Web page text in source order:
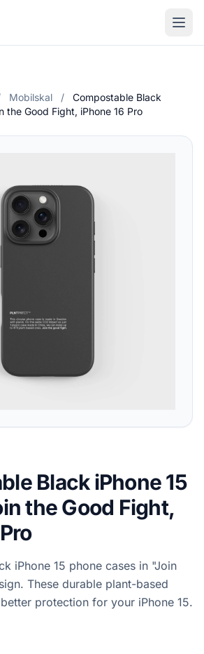
Mobilskal /
Compostable Black
the Good Fight, iPhone 16 Pro
Black iPhone 15
the Good Fight,
iPhone 15 phone cases in "Join
These durable plant-based
protection for your iPhone 15.